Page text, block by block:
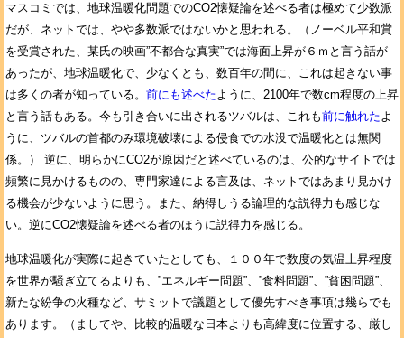
マスコミでは、地球温暖化問題でのCO2懐疑論を述べる者は極めて少数派
だが、ネットでは、やや多数派ではないかと思われる。（ノーベル平和賞
を受賞された、某氏の映画”不都合な真実”では海面上昇が６ｍと言う話が
あったが、地球温暖化で、少なくとも、数百年の間に、これは起きない事
は多くの者が知っている。 前にも述べたように、2100年で数cm程度の上昇
と言う話もある。今も引き合いに出されるツバルは、これも前に触れたよ
うに、ツバルの首都のみ環境破壊による侵食での水没で温暖化とは無関
係。） 逆に、明らかにCO2が原因だと述べているのは、公的なサイトでは
頻繁に見かけるものの、専門家達による言及は、ネットではあまり見かけ
る機会が少ないように思う。また、納得しうる論理的な説得力も感じな
い。逆にCO2懐疑論を述べる者のほうに説得力を感じる。
地球温暖化が実際に起きていたとしても、１００年で数度の気温上昇程度
を世界が騒ぎ立てるよりも、”エネルギー問題”、”食料問題”、”貧困問題”、
新たな紛争の火種など、サミットで議題として優先すべき事項は幾らでも
あります。
（ましてや、比較的温暖な日本よりも高緯度に位置する、厳し